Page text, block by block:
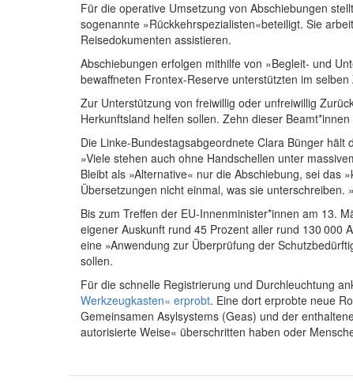
Für die operative Umsetzung von Abschiebungen
sogenannte »Rückkehrspezialisten«beteiligt. Sie
Reisedokumenten assistieren.
Abschiebungen erfolgen mithilfe von »Begleit- und
bewaffneten Frontex-Reserve unterstützten im
Zur Unterstützung von freiwillig oder unfreiwillig
Herkunftsland helfen sollen. Zehn dieser
Die Linke-Bundestagsabgeordnete Clara Bünger
»Viele stehen auch ohne Handschellen unter
Bleibt als »Alternative« nur die Abschiebung, sei das
Übersetzungen nicht einmal, was sie
Bis zum Treffen der EU-Innenminister*innen am 13.
eigener Auskunft rund 45 Prozent aller rund 130 000
eine »Anwendung zur Überprüfung der
sollen.
Für die schnelle Registrierung und Durchleuchtung
Werkzeugkasten« erprobt. Eine dort erprobte neue
Gemeinsamen Asylsystems (Geas) und der
autorisierte Weise« überschritten haben oder